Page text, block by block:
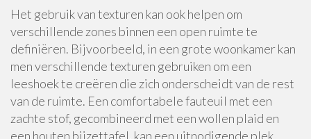
Het gebruik van texturen kan ook helpen om
verschillende zones binnen een open ruimte te
definiëren. Bijvoorbeeld, in een grote woonkamer kan
men verschillende texturen gebruiken om een
leeshoek te creëren die zich onderscheidt van de rest
van de ruimte. Een comfortabele fauteuil met een
zachte stof, gecombineerd met een wollen plaid en
een houten bijzettafel, kan een uitnodigende plek